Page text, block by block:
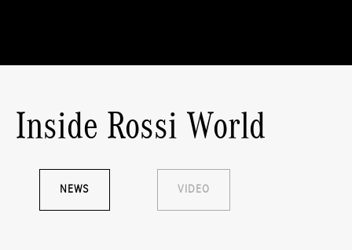
Inside Rossi World
NEWS VIDEO